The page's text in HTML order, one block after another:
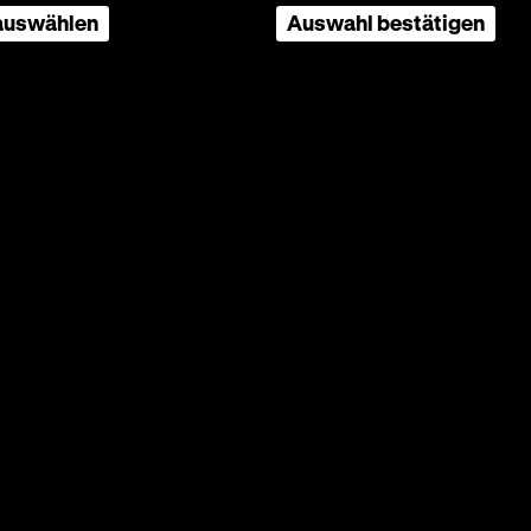
Auswahl bestätigen